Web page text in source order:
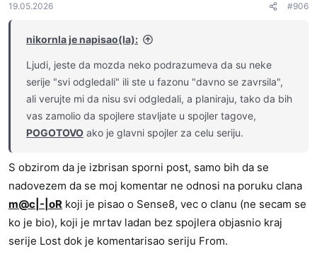
n
19.05.2026 #906
nikornla je napisao(la):
Ljudi, jeste da mozda neko podrazumeva da su neke
serije "svi odgledali" ili ste u fazonu "davno se zavrsila",
ali verujte mi da nisu svi odgledali, a planiraju, tako da bih
vas zamolio da spojlere stavljate u spojler tagove,
POGOTOVO ako je glavni spojler za celu seriju.
S obzirom da je izbrisan sporni post, samo bih da se
nadovezem da se moj komentar ne odnosi na poruku clana
m@c|-|oR koji je pisao o Sense8, vec o clanu (ne secam se
ko je bio), koji je mrtav ladan bez spojlera objasnio kraj
serije Lost dok je komentarisao seriju From.